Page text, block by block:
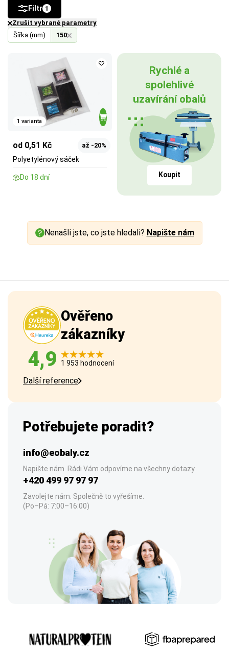
Šířka (mm) 150
Zrušit vybrané parametry
Filtr 1
1 varianta
od 0,51 Kč až -20%
Polyetylénový sáček
Do 18 dní
Rychlé a
spolehlivé
uzavírání obalů
Koupit
Nenašli jste, co jste hledali? Napište nám
Ověřeno
zákazníky
4,9 1 953 hodnocení
Další reference
Potřebujete poradit?
info@eobaly.cz
Napište nám. Rádi Vám odpovíme na všechny dotazy.
+420 499 97 97 97
Zavolejte nám. Společně to vyřešíme.
(Po–Pá: 7:00–16:00)